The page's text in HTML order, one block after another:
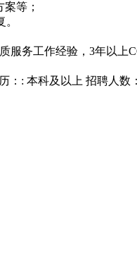
等；
务工作经验，3年以上
：: 本科及以上 招聘人数